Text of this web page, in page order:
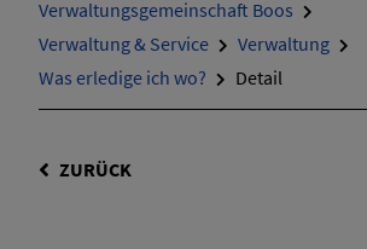
Verwaltungsgemeinschaft Boos
Verwaltung & Service
Verwaltung
Was erledige ich wo?
Detail
ZURÜCK